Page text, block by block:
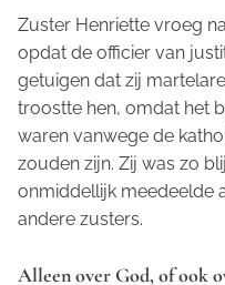
Zuster Henriette vroeg
opdat de officier van
getuigen dat zij
troostte hen, omdat het
waren vanwege de
zouden zijn. Zij was zo
onmiddellijk meedeelde
andere zusters.
Alleen over God, of ook